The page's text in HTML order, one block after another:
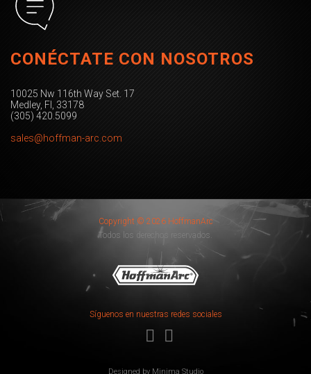
CONÉCTATE CON NOSOTROS
10025 Nw 116th Way Set. 17
Medley, Fl, 33178
(305) 420.5099
sales@hoffman-arc.com
Copyright © 2026 HoffmanArc
Todos los derechos reservados.
Síguenos en nuestras redes sociales
Designed by Minima Studio